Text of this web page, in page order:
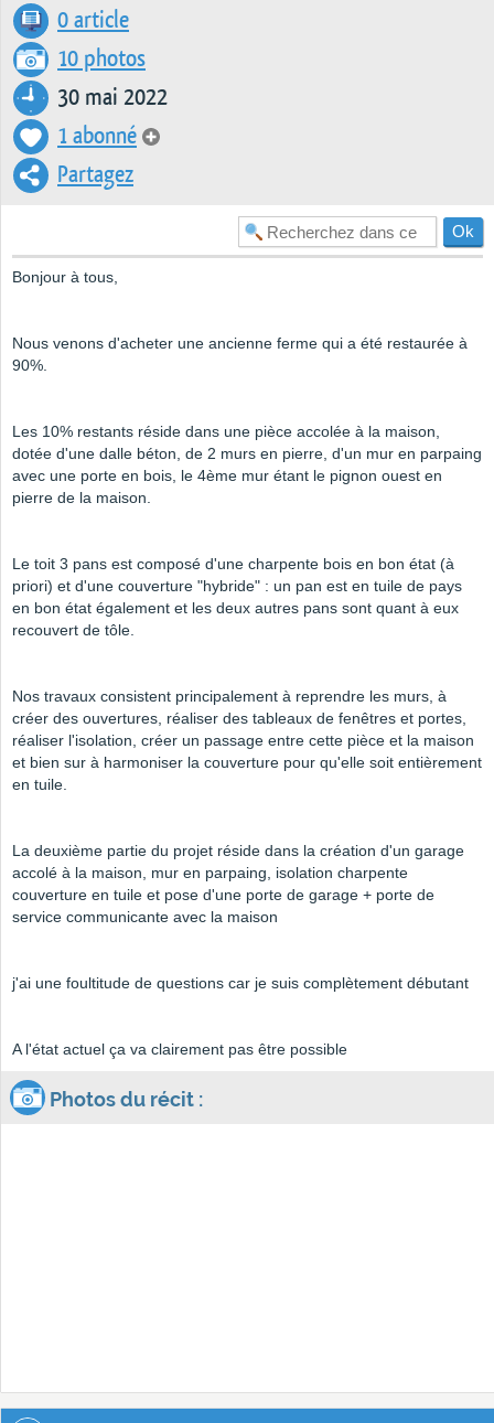
0 article
10 photos
30 mai 2022
1 abonné
Partagez
Bonjour à tous,
Nous venons d'acheter une ancienne ferme qui a été restaurée à
90%.
Les 10% restants réside dans une pièce accolée à la maison,
dotée d'une dalle béton, de 2 murs en pierre, d'un mur en parpaing
avec une porte en bois, le 4ème mur étant le pignon ouest en
pierre de la maison.
Le toit 3 pans est composé d'une charpente bois en bon état (à
priori) et d'une couverture "hybride" : un pan est en tuile de pays
en bon état également et les deux autres pans sont quant à eux
recouvert de tôle.
Nos travaux consistent principalement à reprendre les murs, à
créer des ouvertures, réaliser des tableaux de fenêtres et portes,
réaliser l'isolation, créer un passage entre cette pièce et la maison
et bien sur à harmoniser la couverture pour qu'elle soit entièrement
en tuile.
La deuxième partie du projet réside dans la création d'un garage
accolé à la maison, mur en parpaing, isolation charpente
couverture en tuile et pose d'une porte de garage + porte de
service communicante avec la maison
j'ai une foultitude de questions car je suis complètement débutant
A l'état actuel ça va clairement pas être possible
Photos du récit :